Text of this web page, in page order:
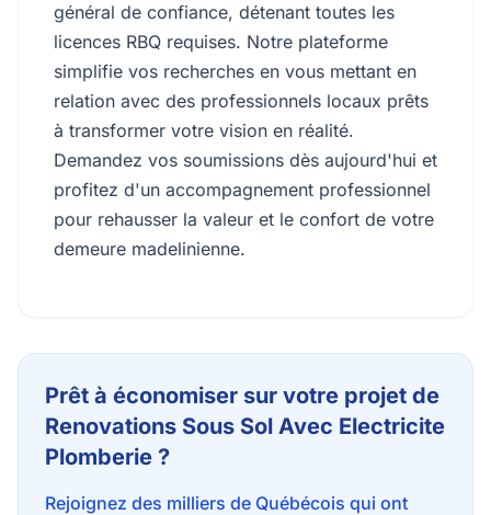
général de confiance, détenant toutes les
licences RBQ requises. Notre plateforme
simplifie vos recherches en vous mettant en
relation avec des professionnels locaux prêts
à transformer votre vision en réalité.
Demandez vos soumissions dès aujourd'hui et
profitez d'un accompagnement professionnel
pour rehausser la valeur et le confort de votre
demeure madelinienne.
Prêt à économiser sur votre projet de
Renovations Sous Sol Avec Electricite
Plomberie ?
Rejoignez des milliers de Québécois qui ont